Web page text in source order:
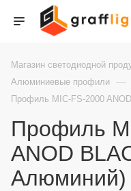
Магазин светодиодной
Алюминиевые профили —
Профиль MIC-FS-2000
Профиль
ANOD
Алюминий)